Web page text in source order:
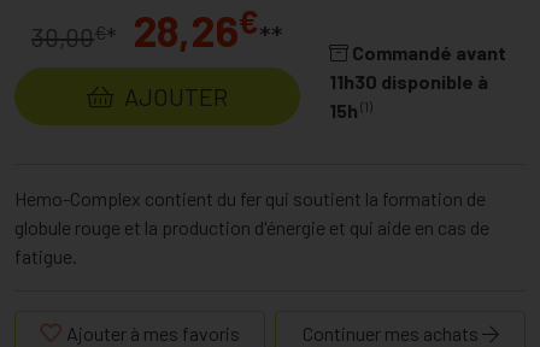
30,00€* 28,26€**
AJOUTER
Commandé avant
11h30 disponible à
15h (1)
Hemo-Complex contient du fer qui soutient la formation de
globule rouge et la production d'énergie et qui aide en cas de
fatigue.
Ajouter à mes favoris Continuer mes achats